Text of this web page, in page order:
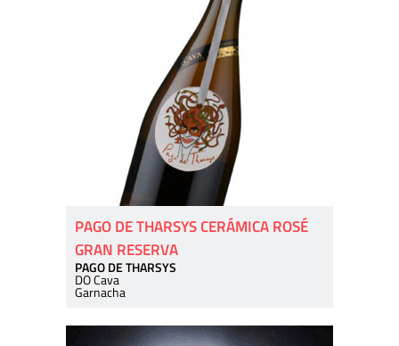
PAGO DE THARSYS CERÁMICA ROSÉ
GRAN RESERVA
PAGO DE THARSYS
DO Cava
Garnacha